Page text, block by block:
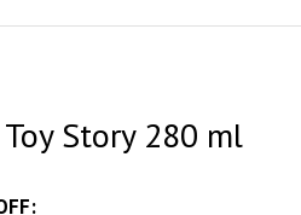
Story 280 ml